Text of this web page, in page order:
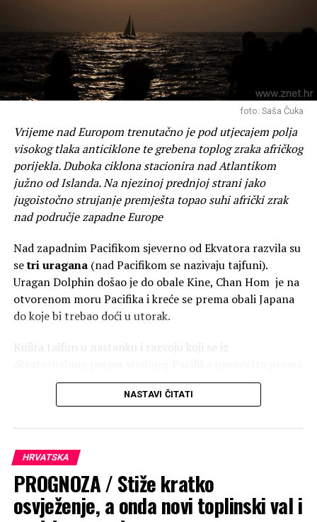
foto: Saša Čuka
Vrijeme nad Europom trenutačno je pod utjecajem polja
visokog tlaka anticiklone te grebena toplog zraka afričkog
porijekla. Duboka ciklona stacionira nad Atlantikom
južno od Islanda. Na njezinoj prednjoj strani jako
jugoistočno strujanje premješta topao suhi afrički zrak
nad područje zapadne Europe
Nad zapadnim Pacifikom sjeverno od Ekvatora razvila su
setri uragana(nad Pacifikom se nazivaju tajfuni).
Uragan Dolphin došao je do obale Kine, Chan Hom je na
otvorenom moru Pacifika i kreće se prema obali Japana
do koje bi trebao doći u utorak.
Kujira tajfun u nastanku i razvoju koji se iz
sjeveru i sljedi putanju Chan Hona.
JačanjemEl Nina
tople vode Pacifika premještaju se prema istoku i
središnjem dijelu Pacifika te donose energiju za stvaranje
snažnih tajfuna.
NASTAVI ČITATI
HRVATSKA
PROGNOZA / Stiže kratko
osvježenje, a onda novi toplinski val i